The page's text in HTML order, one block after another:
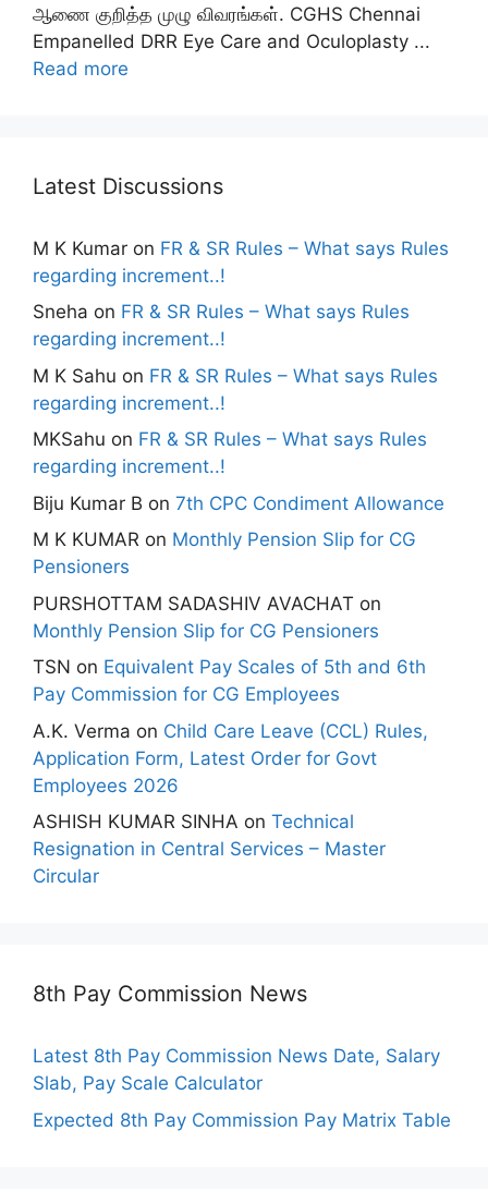
ஆணை குறித்த முழு விவரங்கள். CGHS Chennai
Empanelled DRR Eye Care and Oculoplasty ...
Read more
Latest Discussions
M K Kumar on FR & SR Rules – What says Rules
regarding increment..!
Sneha on FR & SR Rules – What says Rules
regarding increment..!
M K Sahu on FR & SR Rules – What says Rules
regarding increment..!
MKSahu on FR & SR Rules – What says Rules
regarding increment..!
Biju Kumar B on 7th CPC Condiment Allowance
M K KUMAR on Monthly Pension Slip for CG
Pensioners
PURSHOTTAM SADASHIV AVACHAT on
Monthly Pension Slip for CG Pensioners
TSN on Equivalent Pay Scales of 5th and 6th
Pay Commission for CG Employees
A.K. Verma on Child Care Leave (CCL) Rules,
Application Form, Latest Order for Govt
Employees 2026
ASHISH KUMAR SINHA on Technical
Resignation in Central Services – Master
Circular
8th Pay Commission News
Latest 8th Pay Commission News Date, Salary
Slab, Pay Scale Calculator
Expected 8th Pay Commission Pay Matrix Table